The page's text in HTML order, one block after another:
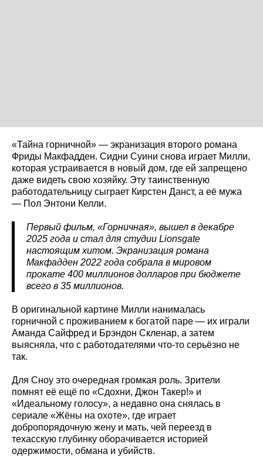
«Тайна горничной» — экранизация второго романа
Фриды Макфадден. Сидни Суини снова играет Милли,
которая устраивается в новый дом, где ей запрещено
даже видеть свою хозяйку. Эту таинственную
работодательницу сыграет Кирстен Данст, а её мужа
— Пол Энтони Келли.
Первый фильм, «Горничная», вышел в декабре
2025 года и стал для студии Lionsgate
настоящим хитом. Экранизация романа
Макфадден 2022 года собрала в мировом
прокате 400 миллионов долларов при бюджете
всего в 35 миллионов.
В оригинальной картине Милли нанималась
горничной с проживанием к богатой паре — их играли
Аманда Сайфред и Брэндон Скленар, а затем
выясняла, что с работодателями что-то серьёзно не
так.
Для Сноу это очередная громкая роль. Зрители
помнят её ещё по «Сдохни, Джон Такер!» и
«Идеальному голосу», а недавно она снялась в
сериале «Жёны на охоте», где играет
добропорядочную жену и мать, чей переезд в
техасскую глубинку оборачивается историей
одержимости, обмана и убийств.